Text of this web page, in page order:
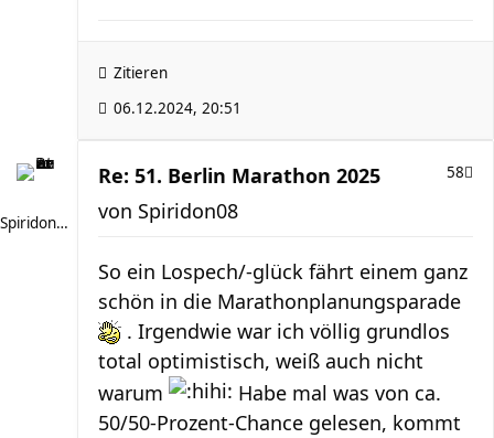
Zitieren
06.12.2024, 20:51
Spiridon08
Re: 51. Berlin Marathon 2025 58
von Spiridon08
So ein Lospech/-glück fährt einem ganz
schön in die Marathonplanungsparade
. Irgendwie war ich völlig grundlos
total optimistisch, weiß auch nicht
warum
Habe mal was von ca.
50/50-Prozent-Chance gelesen, kommt